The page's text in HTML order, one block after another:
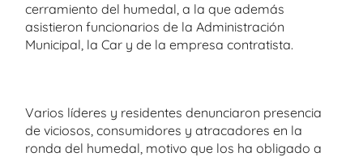
cerramiento del humedal, a la que además
asistieron funcionarios de la Administración
Municipal, la Car y de la empresa contratista.
Varios líderes y residentes denunciaron presencia
de viciosos, consumidores y atracadores en la
ronda del humedal, motivo que los ha obligado a